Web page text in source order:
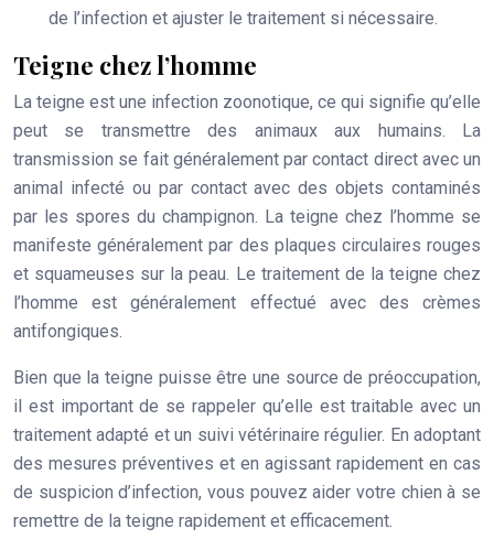
de l’infection et ajuster le traitement si nécessaire.
Teigne chez l’homme
La teigne est une infection zoonotique, ce qui signifie qu’elle
peut se transmettre des animaux aux humains. La
transmission se fait généralement par contact direct avec un
animal infecté ou par contact avec des objets contaminés
par les spores du champignon. La teigne chez l’homme se
manifeste généralement par des plaques circulaires rouges
et squameuses sur la peau. Le traitement de la teigne chez
l’homme est généralement effectué avec des crèmes
antifongiques.
Bien que la teigne puisse être une source de préoccupation,
il est important de se rappeler qu’elle est traitable avec un
traitement adapté et un suivi vétérinaire régulier. En adoptant
des mesures préventives et en agissant rapidement en cas
de suspicion d’infection, vous pouvez aider votre chien à se
remettre de la teigne rapidement et efficacement.